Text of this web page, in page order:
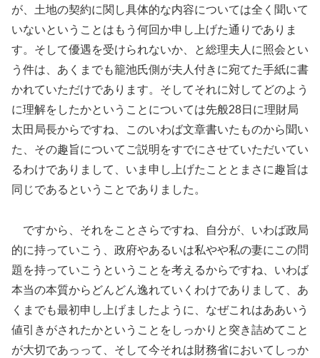
が、土地の契約に関し具体的な内容については全く聞いて
いないということはもう何回か申し上げた通りでありま
す。そして優遇を受けられないか、と総理夫人に照会とい
う件は、あくまでも籠池氏側が夫人付きに宛てた手紙に書
かれていただけであります。そしてそれに対してどのよう
に理解をしたかということについては先般28日に理財局
太田局長からですね、このいわば文章書いたものから聞い
た、その趣旨についてご説明をすでにさせていただいてい
るわけでありまして、いま申し上げたこととまさに趣旨は
同じであるということでありました。
ですから、それをことさらですね、自分が、いわば政局
的に持っていこう、政府やあるいは私やや私の妻にこの問
題を持っていこうということを考えるからですね、いわば
本当の本質からどんどん逸れていくわけでありまして、あ
くまでも最初申し上げましたように、なぜこれはああいう
値引きがされたかということをしっかりと突き詰めてこと
が大切であっって、そして今それは財務省においてしっか